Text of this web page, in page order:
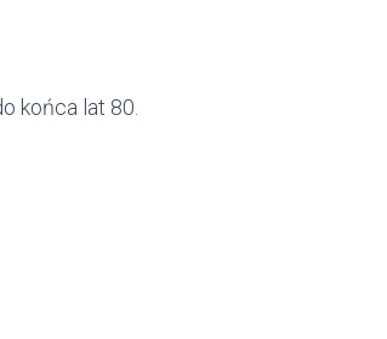
końca lat 80.